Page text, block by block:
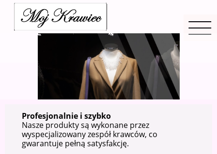
Profesjonalnie i szybko
Nasze produkty są wykonane przez
wyspecjalizowany zespół krawców, co
gwarantuje pełną satysfakcję.